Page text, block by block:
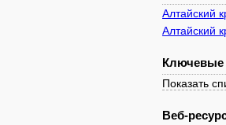
Алтайский
Алтайский
Ключевые
Показать
Веб-